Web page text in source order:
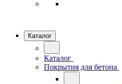
Каталог
Каталог
Покрытия для бетона